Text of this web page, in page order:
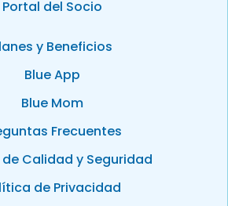
Portal del Socio
y Beneficios
Blue App
Blue Mom
Frecuentes
Calidad y Seguridad
de Privacidad